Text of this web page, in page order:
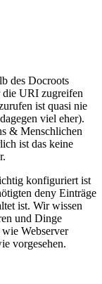
des Docroots
die URI zugreifen
ist quasi nie
dagegen viel eher).
& Menschlichen
ist das keine
konfiguriert ist
deny Einträge
ist. Wir wissen
und Dinge
Webserver
vorgesehen.